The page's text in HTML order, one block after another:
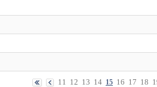
11 12 13 14 15 16 17 18